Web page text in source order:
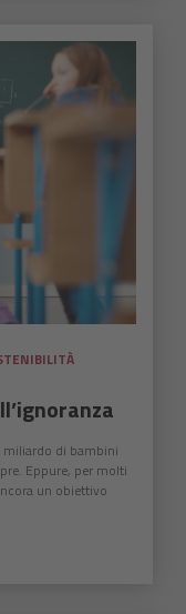
di bambini
Eppure, per molti
un obiettivo